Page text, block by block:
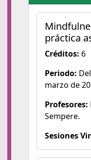
práctica
Créditos: 6
Periodo:
marzo de
Profesores:
Sempere.
Sesiones